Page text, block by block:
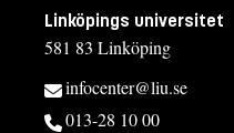
Linköpings universitet
581 83 Linköping
infocenter@liu.se
013-28 10 00